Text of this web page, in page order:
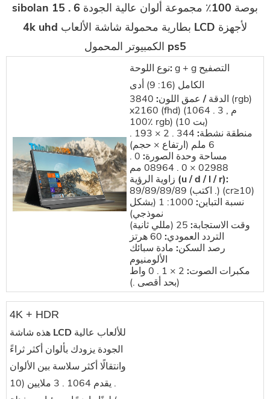
sibolan 15 . 6 بوصة 100٪ مجموعة ألوان عالية الجودة
4k uhd بطارية محمولة شاشة الألعاب LCD لأجهزة
الكمبيوتر المحمول ps5
نوع اللوحة: g + g التصفيح
الكامل (16: 9) أدى
الدقة / عمق اللون: 3840 (rgb)
x2160 (fhd) (1064 . 3 م ,
100٪ rgb) (10 بت)
منطقة نشطة:
344 . 2 × 193 .
6 ملم (ارتفاع × حجم)
مساحة وحدة الصورة:
0 .
02988 × 0 . 08964 مم
زاوية الرؤية (u / d / l / r):
89/89/89/89 (اكتب .) (cr≥10)
نسبة التباين:
1000: 1 (بشكل
نموذجي)
وقت الاستجابة:
التردد العمودي:
رصد السكن: مادة سبائك
الألومنيوم
مكبرات الصوت:
2 × 1 . 0 واط
(بحد أقصى .)
4K + HDR
هذه شاشة LCD للألعاب عالية
الجودة يزودك بألوان أكثر ثراءً
وانتقالًا أكثر سلاسة بين الألوان
. يقدم 1064 . 3 ملايين (10